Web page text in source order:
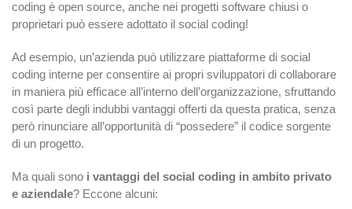
coding è open source, anche nei progetti software chiusi o
proprietari può essere adottato il social coding!
Ad esempio, un’azienda può utilizzare piattaforme di social
coding interne per consentire ai propri sviluppatori di collaborare
in maniera più efficace all’interno dell’organizzazione, sfruttando
così parte degli indubbi vantaggi offerti da questa pratica, senza
però rinunciare all’opportunità di “possedere” il codice sorgente
di un progetto.
Ma quali sono i vantaggi del social coding in ambito privato
e aziendale? Eccone alcuni: